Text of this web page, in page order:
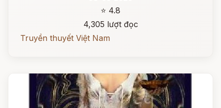
⭐ 4.8
4,305 lượt đọc
Truyền thuyết Việt Nam